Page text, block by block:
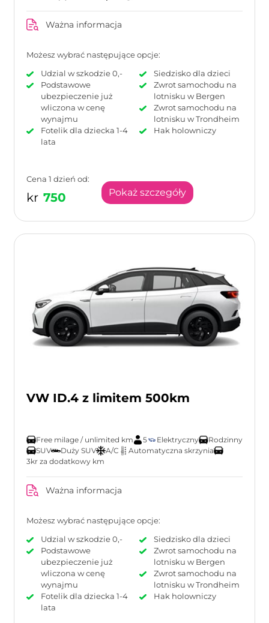
Ważna informacja
Możesz wybrać następujące opcje:
Udzial w szkodzie 0,-
Podstawowe
ubezpieczenie już
wliczona w cenę
wynajmu
Fotelik dla dziecka 1-4
lata
Siedzisko dla dzieci
Zwrot samochodu na
lotnisku w Bergen
Zwrot samochodu na
lotnisku w Trondheim
Hak holowniczy
Cena 1 dzień od:
kr 750 Pokaż szczegóły
VW ID.4 z limitem 500km
Free milage / unlimited km 5 Elektryczny
Rodzinny
SUV
Duży SUV A/C
Automatyczna skrzynia
3kr za dodatkowy km
Ważna informacja
Możesz wybrać następujące opcje:
Udzial w szkodzie 0,-
Podstawowe
ubezpieczenie już
wliczona w cenę
wynajmu
Fotelik dla dziecka 1-4
lata
Siedzisko dla dzieci
Zwrot samochodu na
lotnisku w Bergen
Zwrot samochodu na
lotnisku w Trondheim
Hak holowniczy